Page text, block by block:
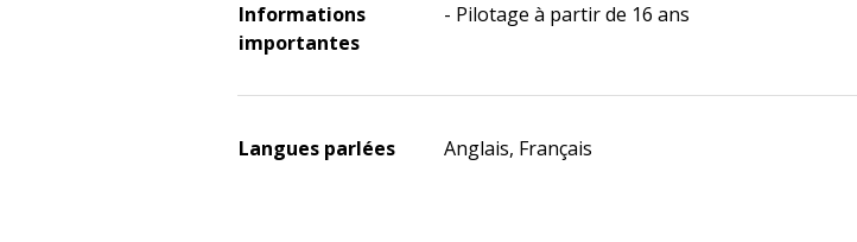
Informations
importantes
- Pilotage à partir de 16 ans
Langues parlées Anglais, Français